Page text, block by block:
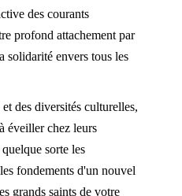
des courants
profond attachement par
solidarité envers tous les
des diversités culturelles,
éveiller chez leurs
sorte les
fondements d'un nouvel
grands saints de votre